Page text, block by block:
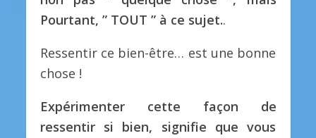
Pourtant, ” TOUT ” à ce sujet..
Ressentir ce bien-être… est une bonne
chose !
Expérimenter cette façon de
ressentir si bien, signifie que vous